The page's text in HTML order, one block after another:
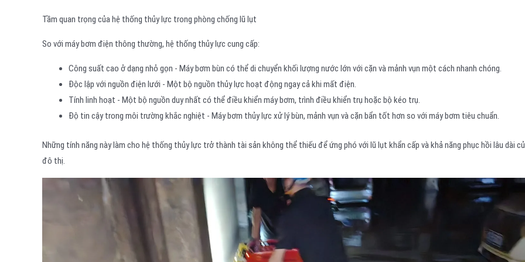
Tầm quan trọng của hệ thống thủy lực trong phòng chống lũ lụt
So với máy bơm điện thông thường, hệ thống thủy lực cung cấp:
Công suất cao ở dạng nhỏ gọn - Máy bơm bùn có thể di chuyển khối lượng nước lớn với cặn và mảnh vụn một cách nhanh chóng.
Độc lập với nguồn điện lưới - Một bộ nguồn thủy lực hoạt động ngay cả khi mất điện.
Tính linh hoạt - Một bộ nguồn duy nhất có thể điều khiển máy bơm, trình điều khiển trụ hoặc bộ kéo trụ.
Độ tin cậy trong môi trường khắc nghiệt - Máy bơm thủy lực xử lý bùn, mảnh vụn và cặn bẩn tốt hơn so với máy bơm tiêu chuẩn.
Những tính năng này làm cho hệ thống thủy lực trở thành tài sản không thể thiếu để ứng phó với lũ lụt khẩn cấp và khả năng phục hồi lâu dài
đô thị.